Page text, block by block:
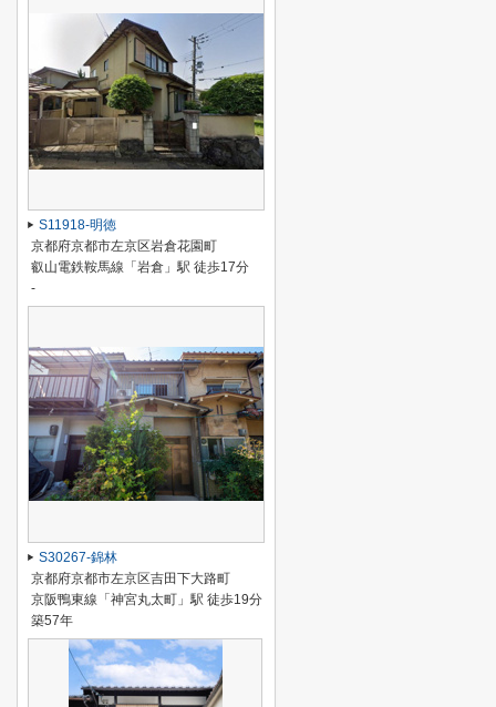
S11918-明徳
京都府京都市左京区岩倉花園町
叡山電鉄鞍馬線「岩倉」駅 徒歩17分
-
S30267-錦林
京都府京都市左京区吉田下大路町
京阪鴨東線「神宮丸太町」駅 徒歩19分
築57年